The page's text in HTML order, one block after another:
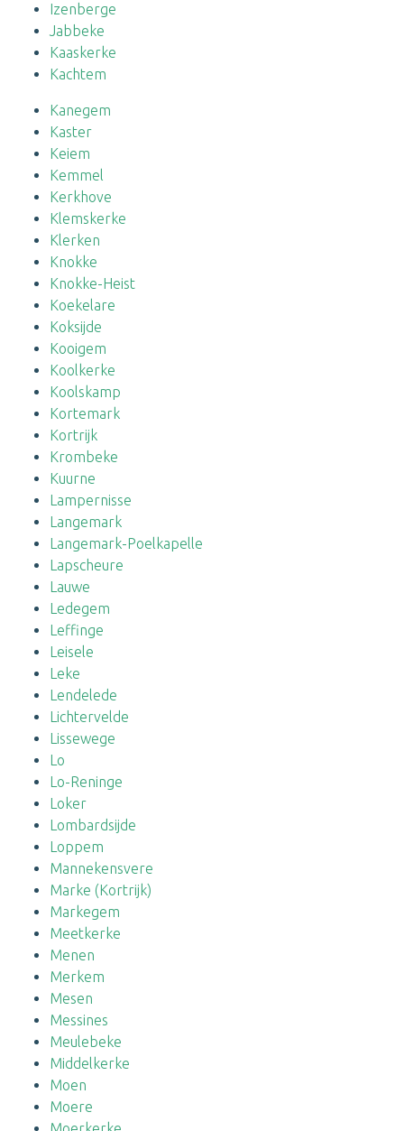
Izenberge
Jabbeke
Kaaskerke
Kachtem
Kanegem
Kaster
Keiem
Kemmel
Kerkhove
Klemskerke
Klerken
Knokke
Knokke-Heist
Koekelare
Koksijde
Kooigem
Koolkerke
Koolskamp
Kortemark
Kortrijk
Krombeke
Kuurne
Lampernisse
Langemark
Langemark-Poelkapelle
Lapscheure
Lauwe
Ledegem
Leffinge
Leisele
Leke
Lendelede
Lichtervelde
Lissewege
Lo
Lo-Reninge
Loker
Lombardsijde
Loppem
Mannekensvere
Marke (Kortrijk)
Markegem
Meetkerke
Menen
Merkem
Mesen
Messines
Meulebeke
Middelkerke
Moen
Moere